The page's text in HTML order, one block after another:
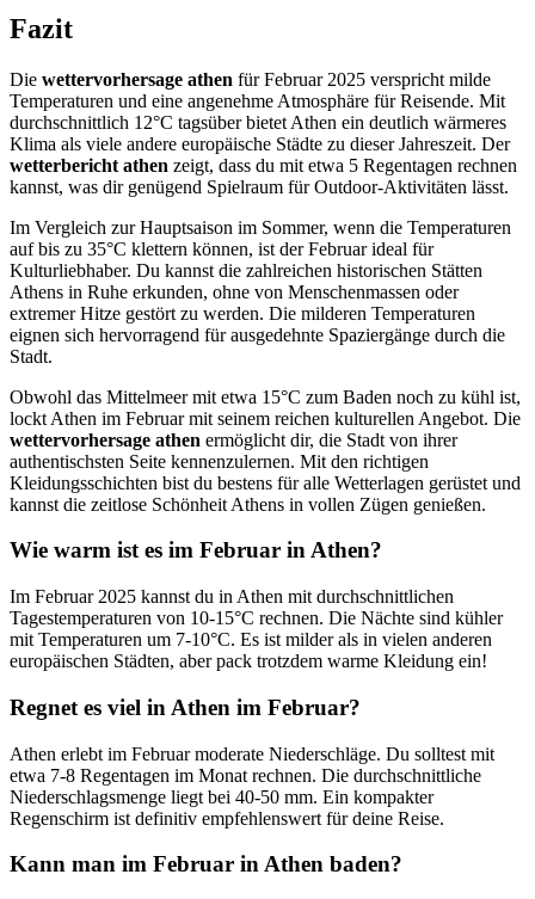
Fazit
Die wettervorhersage athen für Februar 2025 verspricht milde
Temperaturen und eine angenehme Atmosphäre für Reisende. Mit
durchschnittlich 12°C tagsüber bietet Athen ein deutlich wärmeres
Klima als viele andere europäische Städte zu dieser Jahreszeit. Der
wetterbericht athen zeigt, dass du mit etwa 5 Regentagen rechnen
kannst, was dir genügend Spielraum für Outdoor-Aktivitäten lässt.
Im Vergleich zur Hauptsaison im Sommer, wenn die Temperaturen
auf bis zu 35°C klettern können, ist der Februar ideal für
Kulturliebhaber. Du kannst die zahlreichen historischen Stätten
Athens in Ruhe erkunden, ohne von Menschenmassen oder
extremer Hitze gestört zu werden. Die milderen Temperaturen
eignen sich hervorragend für ausgedehnte Spaziergänge durch die
Stadt.
Obwohl das Mittelmeer mit etwa 15°C zum Baden noch zu kühl ist,
lockt Athen im Februar mit seinem reichen kulturellen Angebot. Die
wettervorhersage athen ermöglicht dir, die Stadt von ihrer
authentischsten Seite kennenzulernen. Mit den richtigen
Kleidungsschichten bist du bestens für alle Wetterlagen gerüstet und
kannst die zeitlose Schönheit Athens in vollen Zügen genießen.
Wie warm ist es im Februar in Athen?
Im Februar 2025 kannst du in Athen mit durchschnittlichen
Tagestemperaturen von 10-15°C rechnen. Die Nächte sind kühler
mit Temperaturen um 7-10°C. Es ist milder als in vielen anderen
europäischen Städten, aber pack trotzdem warme Kleidung ein!
Regnet es viel in Athen im Februar?
Athen erlebt im Februar moderate Niederschläge. Du solltest mit
etwa 7-8 Regentagen im Monat rechnen. Die durchschnittliche
Niederschlagsmenge liegt bei 40-50 mm. Ein kompakter
Regenschirm ist definitiv empfehlenswert für deine Reise.
Kann man im Februar in Athen baden?